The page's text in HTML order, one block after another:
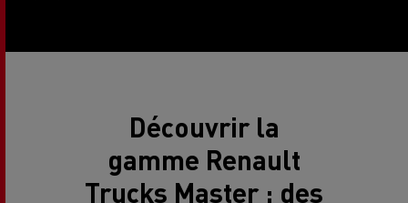
Découvrir la
gamme Renault
Trucks Master : des